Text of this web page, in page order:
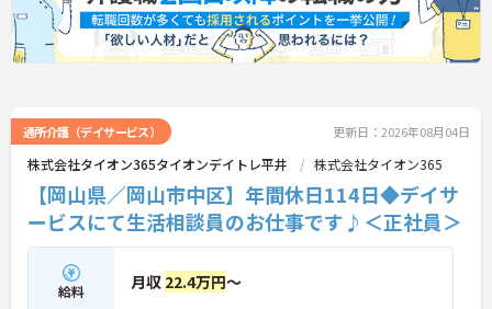
通所介護（デイサービス） 更新日：2026年08月04日
株式会社タイオン365タイオンデイトレ平井 株式会社タイオン365
【岡山県／岡山市中区】年間休日114日◆デイサ
ービスにて生活相談員のお仕事です♪＜正社員＞
給料 月収 22.4万円～